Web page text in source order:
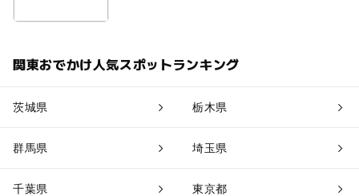
関東おでかけ人気スポットランキング
茨城県 栃木県
群馬県 埼玉県
千葉県 東京都